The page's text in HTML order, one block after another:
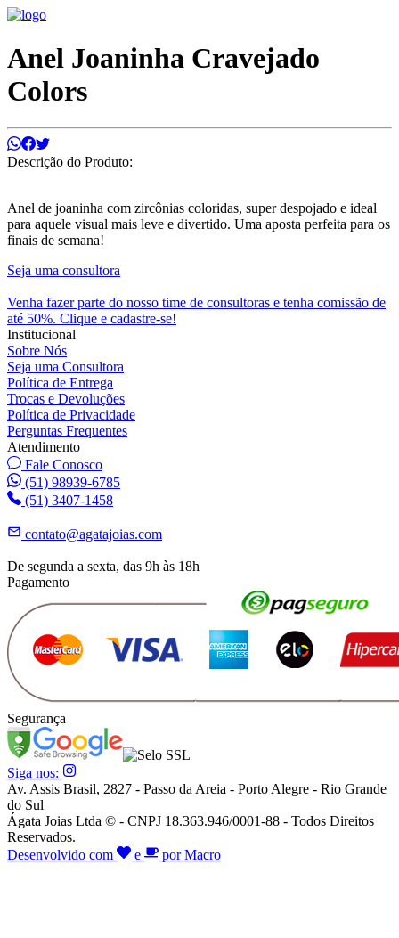
Anel Joaninha Cravejado
Colors
Descrição do Produto:
Anel de joaninha com zircônias coloridas, super despojado e ideal
para aquele visual mais leve e divertido. Uma aposta perfeita para os
finais de semana!
Seja uma consultora
Venha fazer parte do nosso time de consultoras e tenha comissão de
até 50%. Clique e cadastre-se!
Institucional
Sobre Nós
Seja uma Consultora
Política de Entrega
Trocas e Devoluções
Política de Privacidade
Perguntas Frequentes
Atendimento
Fale Conosco
(51) 98939-6785
(51) 3407-1458
contato@agatajoias.com
De segunda a sexta, das 9h às 18h
Pagamento
Segurança
Siga nos:
Av. Assis Brasil, 2827 - Passo da Areia - Porto Alegre - Rio Grande
do Sul
Ágata Joias Ltda © - CNPJ 18.363.946/0001-88 - Todos Direitos
Reservados.
Desenvolvido com
e por Macro